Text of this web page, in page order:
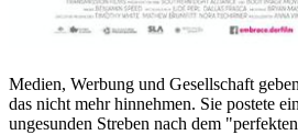
Medien, Werbung und Gesellschaft
das nicht mehr hinnehmen. Sie postete
ungesunden Streben nach dem